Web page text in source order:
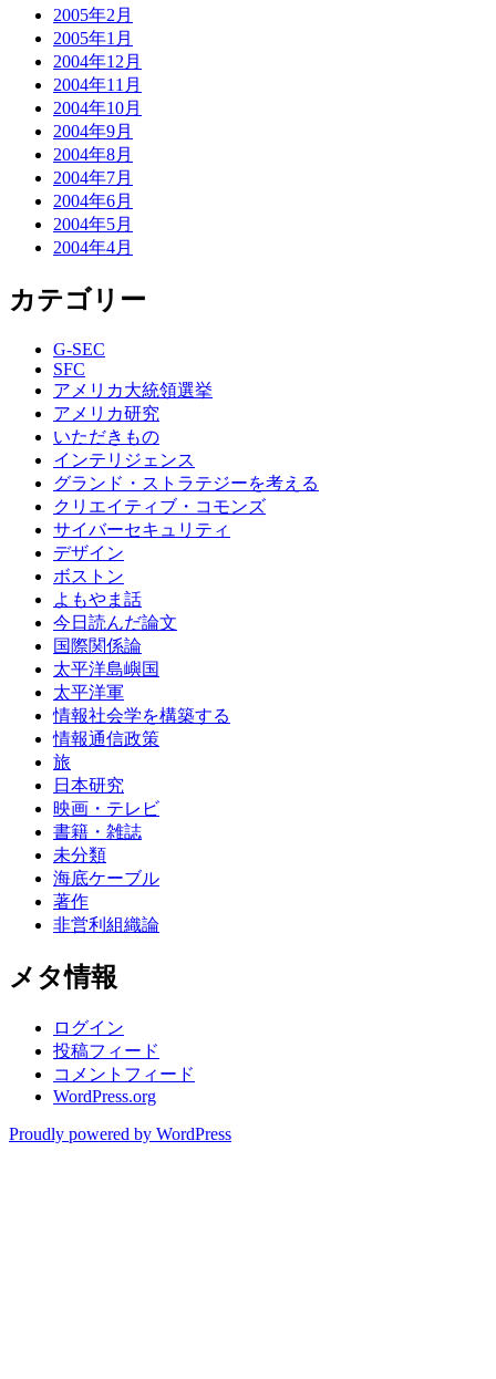
2005年2月
2005年1月
2004年12月
2004年11月
2004年10月
2004年9月
2004年8月
2004年7月
2004年6月
2004年5月
2004年4月
カテゴリー
G-SEC
SFC
アメリカ大統領選挙
アメリカ研究
いただきもの
インテリジェンス
グランド・ストラテジーを考える
クリエイティブ・コモンズ
サイバーセキュリティ
デザイン
ボストン
よもやま話
今日読んだ論文
国際関係論
太平洋島嶼国
太平洋軍
情報社会学を構築する
情報通信政策
旅
日本研究
映画・テレビ
書籍・雑誌
未分類
海底ケーブル
著作
非営利組織論
メタ情報
ログイン
投稿フィード
コメントフィード
WordPress.org
Proudly powered by WordPress